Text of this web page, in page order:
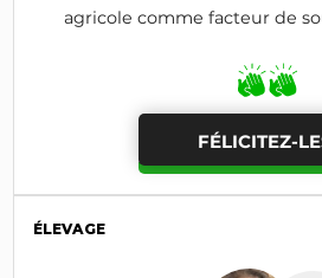
agricole comme facteur de
FÉLICITEZ-
ÉLEVAGE